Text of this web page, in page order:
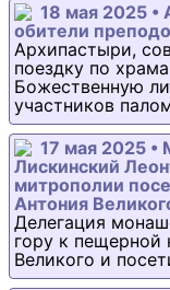
18 мая 2025 •
обители
Архипастыри,
поездку по
Божественную
участников
17 мая 2025 •
Лискинский
митрополии
Антония
Делегация
гору к пещерной
Великого и